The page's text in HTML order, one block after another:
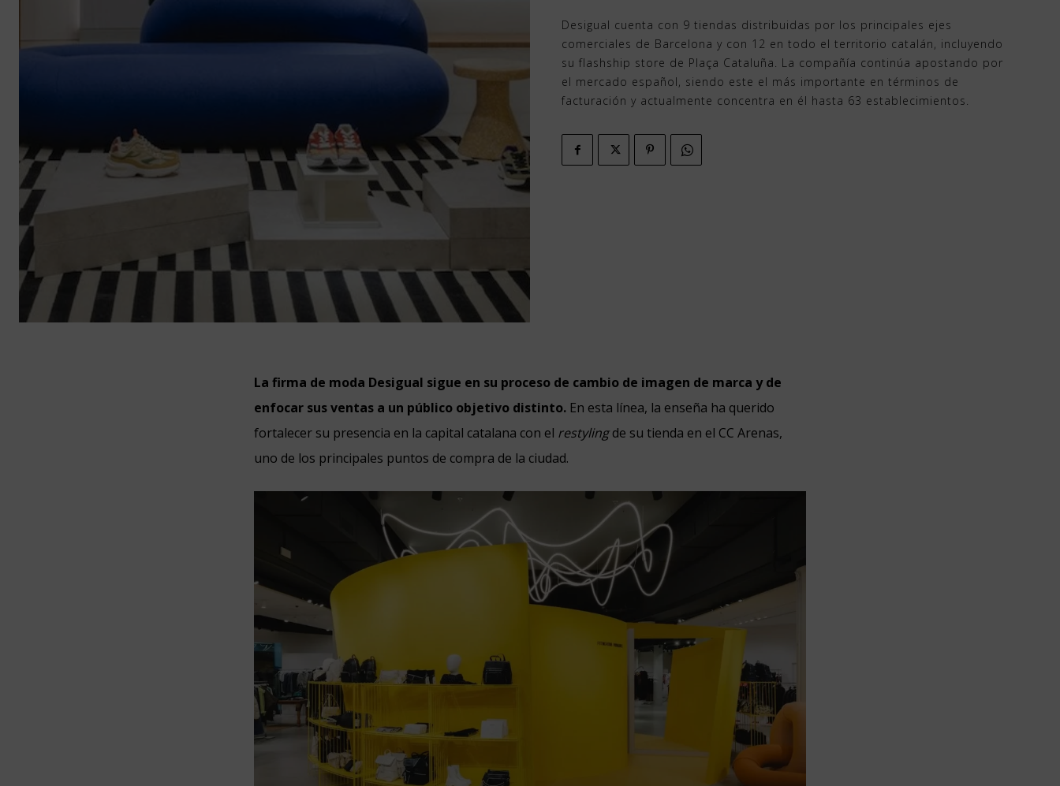
Desigual cuenta con 9 tiendas distribuidas por los principales ejes
comerciales de Barcelona y con 12 en todo el territorio catalán, incluyendo
su flashship store de Plaça Cataluña. La compañía continúa apostando por
el mercado español, siendo este el más importante en términos de
facturación y actualmente concentra en él hasta 63 establecimientos.
La firma de moda Desigual sigue en su proceso de cambio de imagen de marca y de
enfocar sus ventas a un público objetivo distinto. En esta línea, la enseña ha querido
fortalecer su presencia en la capital catalana con el restylingde su tienda en el CC Arenas,
uno de los principales puntos de compra de la ciudad.